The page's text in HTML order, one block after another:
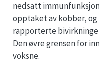
nedsatt
opptaket av kobber,
rapporterte
Den øvre grensen for
voksne.